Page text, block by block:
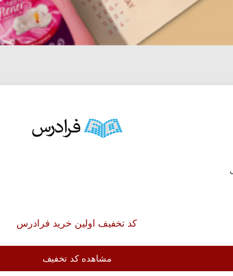
کد تخفیف اولین خرید فرادرس
مشاهده کد تخفیف